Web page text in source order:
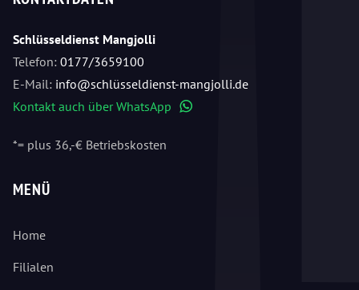
Schlüsseldienst Mangjolli
Telefon: 0177/3659100
E-Mail: info@schlüsseldienst-mangjolli.de
Kontakt auch über WhatsApp
*= plus 36,-€ Betriebskosten
MENÜ
Home
Filialen